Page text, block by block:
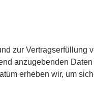
zur Vertragserfüllung
anzugebenden Daten
erheben wir, um